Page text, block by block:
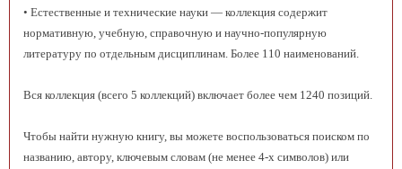
• Естественные и технические науки — коллекция содержит
нормативную, учебную, справочную и научно-популярную
литературу по отдельным дисциплинам. Более 110 наименований.
Вся коллекция (всего 5 коллекций) включает более чем 1240 позиций.
Чтобы найти нужную книгу, вы можете воспользоваться поиском по
названию, автору, ключевым словам (не менее 4-х символов) или